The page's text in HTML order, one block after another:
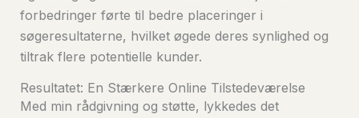
forbedringer førte til bedre placeringer i
søgeresultaterne, hvilket øgede deres synlighed og
tiltrak flere potentielle kunder.
Resultatet: En Stærkere Online Tilstedeværelse
Med min rådgivning og støtte, lykkedes det